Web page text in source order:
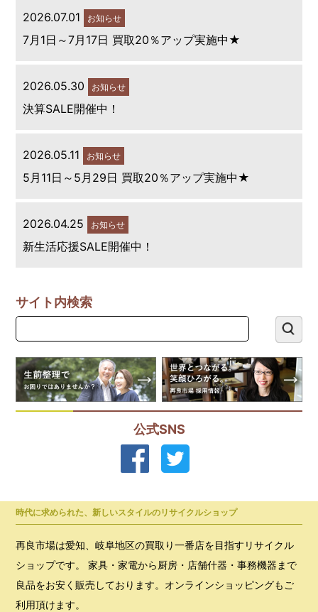
2026.07.01 お知らせ
7月1日～7月17日 買取20％アップ実施中★
2026.05.30 お知らせ
決算SALE開催中！
2026.05.11 お知らせ
5月11日～5月29日 買取20％アップ実施中★
2026.04.25 お知らせ
新生活応援SALE開催中！
サイト内検索
公式SNS
時代に求められた、新しいスタイルのリサイクルショップ
再良市場は愛知、岐阜地区の買取り一番店を目指すリサイクル
ショップです。 家具・家電から厨房・店舗什器・事務機器まで
良品をお安く販売しております。オンラインショッピングもご
利用頂けます。